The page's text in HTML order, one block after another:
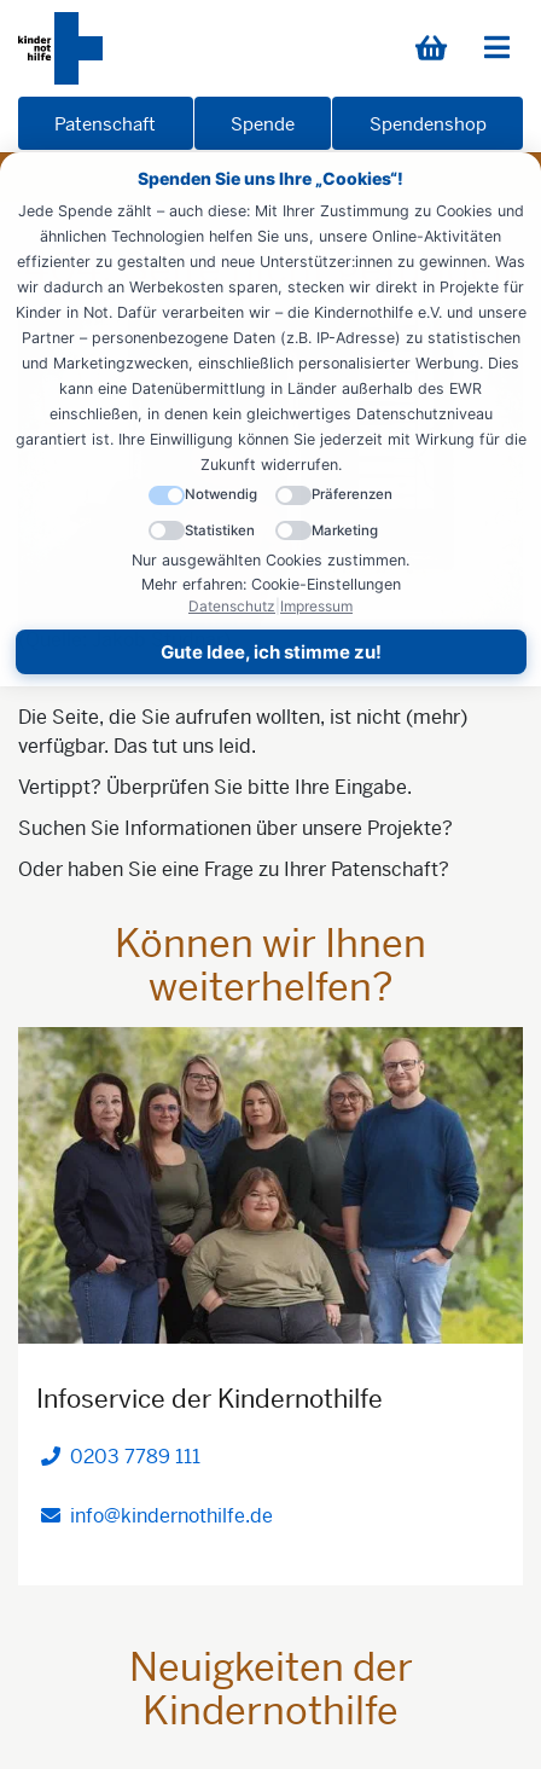
Spenden Sie uns Ihre „Cookies“!
Jede Spende zählt – auch diese: Mit Ihrer Zustimmung zu Cookies und
ähnlichen Technologien helfen Sie uns, unsere Online-Aktivitäten
effizienter zu gestalten und neue Unterstützer:innen zu gewinnen. Was
wir dadurch an Werbekosten sparen, stecken wir direkt in Projekte für
Kinder in Not. Dafür verarbeiten wir – die Kindernothilfe e.V. und unsere
Partner – personenbezogene Daten (z.B. IP-Adresse) zu statistischen
und Marketingzwecken, einschließlich personalisierter Werbung. Dies
kann eine Datenübermittlung in Länder außerhalb des EWR
einschließen, in denen kein gleichwertiges Datenschutzniveau
garantiert ist. Ihre Einwilligung können Sie jederzeit mit Wirkung für die
Zukunft widerrufen.
Notwendig Präferenzen
Statistiken Marketing
Nur ausgewählten Cookies zustimmen.
Mehr erfahren: Cookie-Einstellungen
Datenschutz Impressum
Gute Idee, ich stimme zu!
Patenschaft Spende Spendenshop
404: Seite nicht gefunden
(Quelle: Jakob Studnar)
Die Seite, die Sie aufrufen wollten, ist nicht (mehr)
verfügbar. Das tut uns leid.
Vertippt? Überprüfen Sie bitte Ihre Eingabe.
Suchen Sie Informationen über unsere Projekte?
Oder haben Sie eine Frage zu Ihrer Patenschaft?
Können wir Ihnen
weiterhelfen?
Infoservice der Kindernothilfe
Telefon
0203 7789 111
info@kindernothilfe.de
Neuigkeiten der
Kindernothilfe